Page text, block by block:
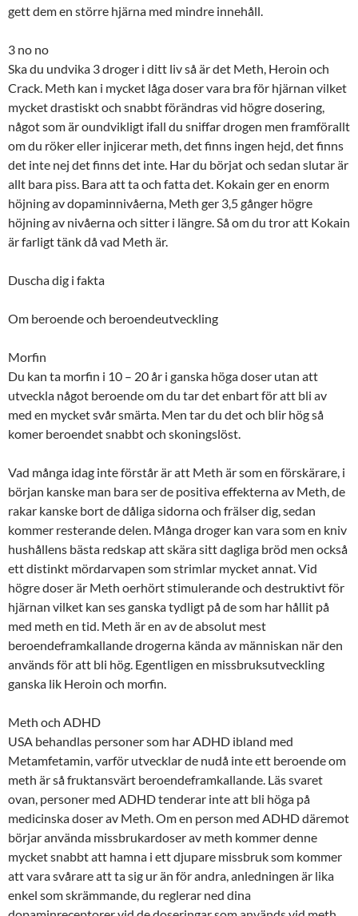
gett dem en större hjärna med mindre innehåll.
3 no no
Ska du undvika 3 droger i ditt liv så är det Meth, Heroin och
Crack. Meth kan i mycket låga doser vara bra för hjärnan vilket
mycket drastiskt och snabbt förändras vid högre dosering,
något som är oundvikligt ifall du sniffar drogen men framförallt
om du röker eller injicerar meth, det finns ingen hejd, det finns
det inte nej det finns det inte. Har du börjat och sedan slutar är
allt bara piss. Bara att ta och fatta det. Kokain ger en enorm
höjning av dopaminnivåerna, Meth ger 3,5 gånger högre
höjning av nivåerna och sitter i längre. Så om du tror att Kokain
är farligt tänk då vad Meth är.
Duscha dig i fakta
Om beroende och beroendeutveckling
Morfin
Du kan ta morfin i 10 – 20 år i ganska höga doser utan att
utveckla något beroende om du tar det enbart för att bli av
med en mycket svår smärta. Men tar du det och blir hög så
komer beroendet snabbt och skoningslöst.
Vad många idag inte förstår är att Meth är som en förskärare, i
början kanske man bara ser de positiva effekterna av Meth, de
rakar kanske bort de dåliga sidorna och frälser dig, sedan
kommer resterande delen. Många droger kan vara som en kniv
hushållens bästa redskap att skära sitt dagliga bröd men också
ett distinkt mördarvapen som strimlar mycket annat. Vid
högre doser är Meth oerhört stimulerande och destruktivt för
hjärnan vilket kan ses ganska tydligt på de som har hållit på
med meth en tid. Meth är en av de absolut mest
beroendeframkallande drogerna kända av människan när den
används för att bli hög. Egentligen en missbruksutveckling
ganska lik Heroin och morfin.
Meth och ADHD
USA behandlas personer som har ADHD ibland med
Metamfetamin, varför utvecklar de nudå inte ett beroende om
meth är så fruktansvärt beroendeframkallande. Läs svaret
ovan, personer med ADHD tenderar inte att bli höga på
medicinska doser av Meth. Om en person med ADHD däremot
börjar använda missbrukardoser av meth kommer denne
mycket snabbt att hamna i ett djupare missbruk som kommer
att vara svårare att ta sig ur än för andra, anledningen är lika
enkel som skrämmande, du reglerar ned dina